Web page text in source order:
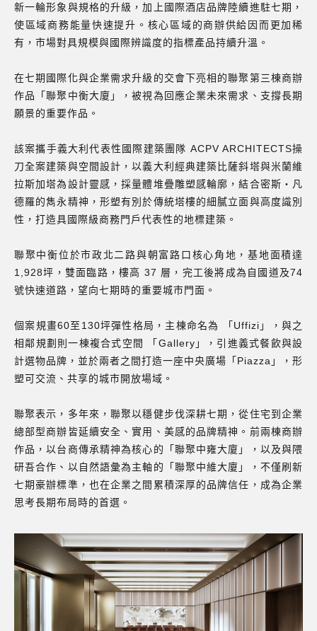
新一輪形象與規格的升級，加上國際酒店品牌陸續進駐七期，
使區域商務能量快速提升。核心區域的商辦供給因而更加稀
有，市場對具規模與國際辨識度的指標產品持續升溫。
在七期國際化與企業需求升級的交會下亮相的聯聚第三棟商辦
作品「聯聚中衡大廈」，被視為回應企業未來需求、支撐長期
願景的重要作品。
該案攜手義大利代表性國際建築團隊 ACPV ARCHITECTS操
刀全案建築與空間設計，以義大利經典建築比薩斜塔與米蘭維
拉斯加塔為設計靈感，採量體堆疊雕塑感輪廓，結合密斯‧凡
德羅的雋永精神，形塑有別於傳統塔樓的細膩立面與高度識別
性，打造具國際級商務門戶代表性的地標建築。
聯聚中衡位於市政北二路與朝富路口核心角地，基地面積達
1,928坪，雙面臨路，樓高 37 層，完工後將成為自國道及74
號快速道路，望向七期時的重要城市門面。
個案規畫60至130坪彈性格局，主棟命名為 「Uffizi」，與之
相鄰規劃則一棟複合式空間 「Gallery」，引進義式餐飲與設
計選物品牌，並於兩者之間打造一座中央廣場「Piazza」，形
塑可交流、共享的城市開放場域。
聯聚表示，多年來，聯聚以穩健步伐深耕七期，從住宅到企業
總部型商辦皆延續安全、實用、美感的品牌精神。前兩棟商辦
作品，以台商傳承精神為核心的「聯聚中雍大廈」，以及與隈
研吾合作、以自然語彙為主軸的「聯聚中維大廈」，不僅刷新
七期豪辦標準，也在企業之間累積深厚的品牌信任，成為企業
思考長期布局時的首選。